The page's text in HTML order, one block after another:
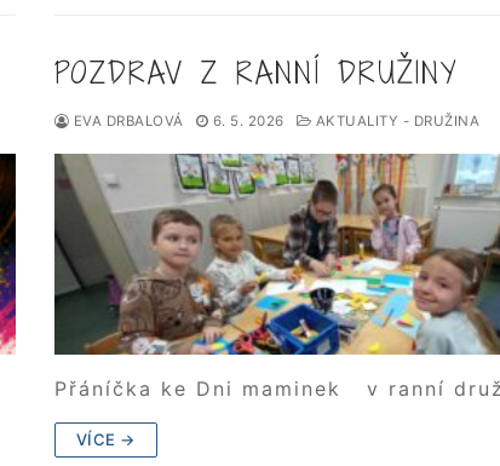
POZDRAV Z RANNÍ DRUŽINY
EVA DRBALOVÁ 6. 5. 2026 AKTUALITY - DRUŽINA
Přáníčka ke Dni maminek v ranní
VÍCE →